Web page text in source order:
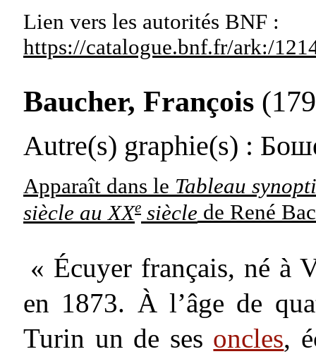
Lien vers les autorités BNF :
https://catalogue.bnf.fr/ark:/
Baucher, François
Autre(s) graphie(s) :
Apparaît dans le Tableau
siècle au XXe siècle de René
« Écuyer français, né à
en 1873. À l’âge de
Turin un de ses oncles,